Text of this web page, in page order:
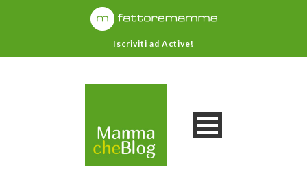
Iscriviti ad Active!